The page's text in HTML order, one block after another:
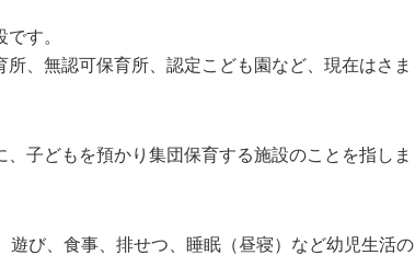
す。
、無認可保育所、認定こども園など、現在はさま
子どもを預かり集団保育する施設のことを指しま
遊び、食事、排せつ、睡眠（昼寝）など幼児生活の